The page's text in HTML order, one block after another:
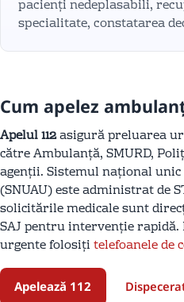
pacienți nedeplasabili,
specialitate, constatarea
Cum apelez
Apelul 112asigură preluarea
către Ambulanță, SMURD,
agenții. Sistemul național
(SNUAU) este administrat de
solicitările medicale sunt
SAJ pentru intervenție
urgente folosițitelefoanele de
Apelează 112